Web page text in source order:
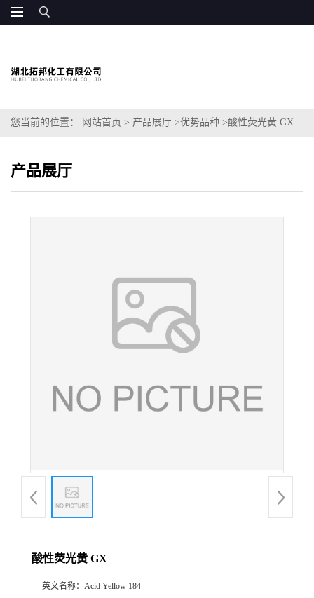
您当前的位置： 网站首页 > 产品展厅 >优势品种 >酸性荧光黄 GX
产品展厅
酸性荧光黄 GX
英文名称： Acid Yellow 184